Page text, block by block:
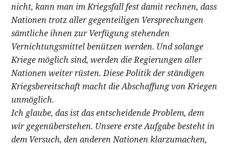
nicht, kann man im Kriegsfall fest damit rechnen, dass
Nationen trotz aller gegenteiligen Versprechungen
sämtliche ihnen zur Verfügung stehenden
Vernichtungsmittel benützen werden. Und solange
Kriege möglich sind, werden die Regierungen aller
Nationen weiter rüsten. Diese Politik der ständigen
Kriegsbereitschaft macht die Abschaffung von Kriegen
unmöglich.
Ich glaube, das ist das entscheidende Problem, dem
wir gegenüberstehen. Unsere erste Aufgabe besteht in
dem Versuch, den anderen Nationen klarzumachen,